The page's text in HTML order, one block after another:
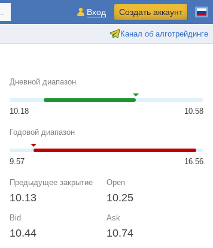
Канал об алготрейдинге
Вход Создать аккаунт
Дневной диапазон
10.18 10.58
Годовой диапазон
9.57 16.56
Предыдущее закрытие
10.13
Open
10.25
Bid
10.44
Ask
10.74